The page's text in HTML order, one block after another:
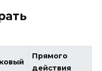
Прямого
действия